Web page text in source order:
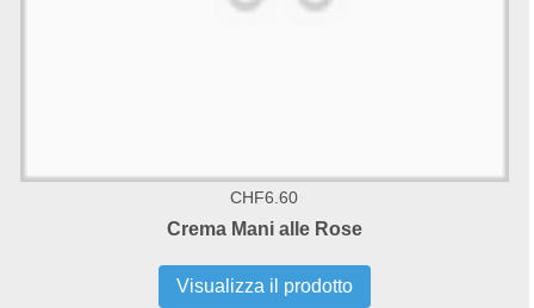
CHF6.60
Crema Mani alle Rose
Visualizza il prodotto